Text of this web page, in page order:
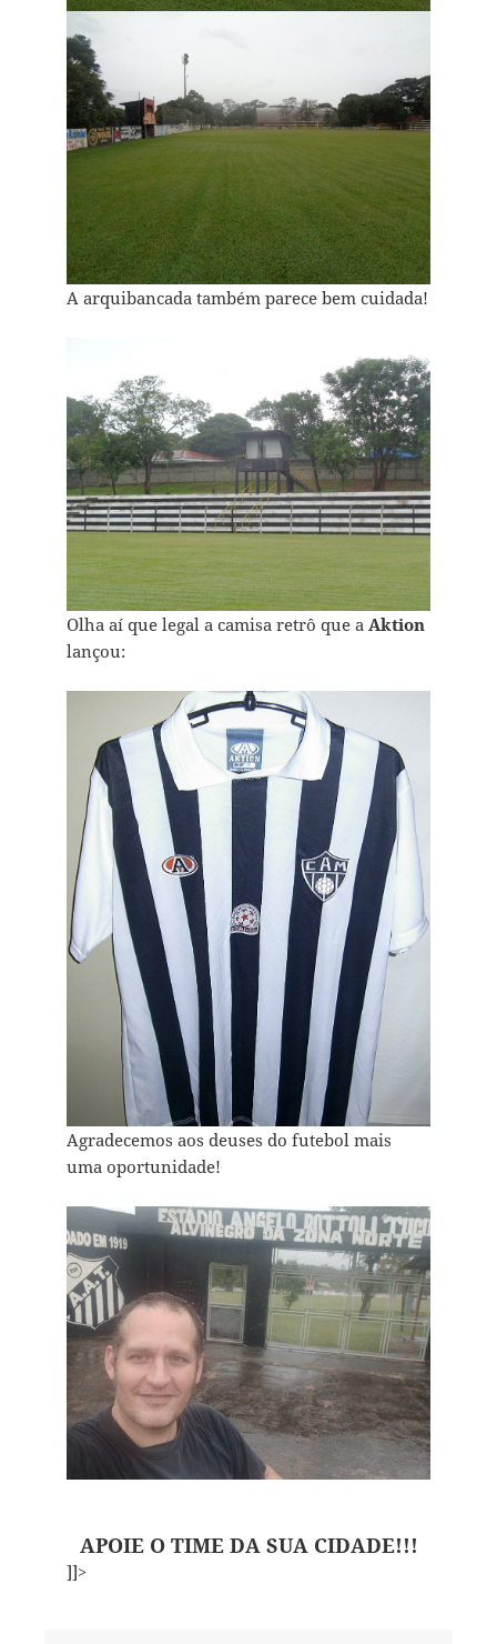
A arquibancada também parece bem cuidada!
Olha aí que legal a camisa retrô que a Aktion
lançou:
Agradecemos aos deuses do futebol mais
uma oportunidade!
APOIE O TIME DA SUA CIDADE!!!
]]>